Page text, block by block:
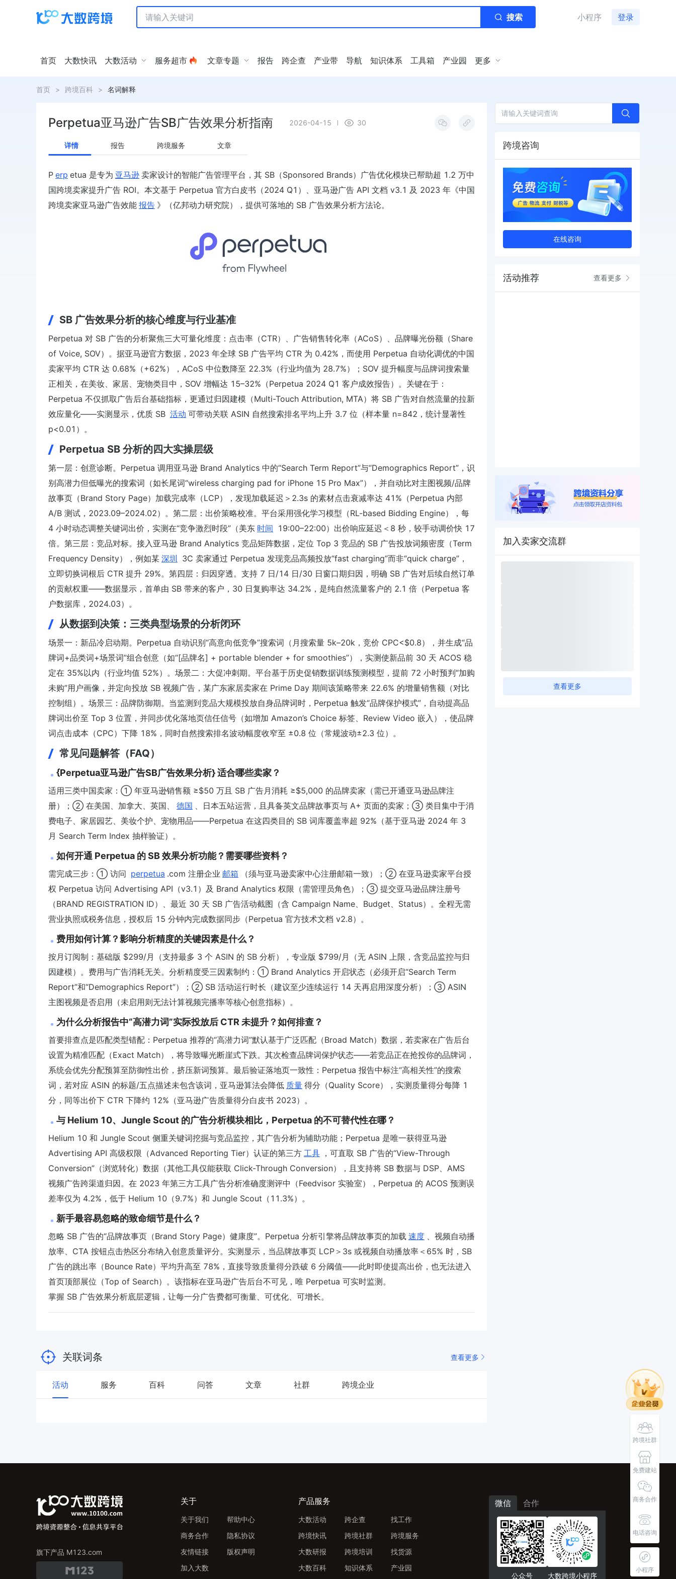
搜索 小程序 登录
首页 大数快讯 大数活动 服务超市 文章专题 报告 跨企查 产业带 导航 知识体系 工具箱 产业园 更多
首页 > 跨境百科 > 名词解释
Perpetua亚马逊广告SB广告效果分析指南 2026-04-15 30
详情 报告 跨境服务 文章
P erp etua 是专为 亚马逊 卖家设计的智能广告管理平台，其 SB（Sponsored Brands）广告优化模块已帮助超 1.2 万中
国跨境卖家提升广告 ROI。本文基于 Perpetua 官方白皮书（2024 Q1）、亚马逊广告 API 文档 v3.1 及 2023 年《中国
跨境卖家亚马逊广告效能 报告 》（亿邦动力研究院），提供可落地的 SB 广告效果分析方法论。
SB 广告效果分析的核心维度与行业基准
Perpetua 对 SB 广告的分析聚焦三大可量化维度：点击率（CTR）、广告销售转化率（ACoS）、品牌曝光份额（Share
of Voice, SOV）。据亚马逊官方数据，2023 年全球 SB 广告平均 CTR 为 0.42%，而使用 Perpetua 自动化调优的中国
卖家平均 CTR 达 0.68%（+62%），ACoS 中位数降至 22.3%（行业均值为 28.7%）；SOV 提升幅度与品牌词搜索量
正相关，在美妆、家居、宠物类目中，SOV 增幅达 15–32%（Perpetua 2024 Q1 客户成效报告）。关键在于：
Perpetua 不仅抓取广告后台基础指标，更通过归因建模（Multi-Touch Attribution, MTA）将 SB 广告对自然流量的拉新
效应量化——实测显示，优质 SB 活动 可带动关联 ASIN 自然搜索排名平均上升 3.7 位（样本量 n=842，统计显著性
p<0.01）。
Perpetua SB 分析的四大实操层级
第一层：创意诊断。Perpetua 调用亚马逊 Brand Analytics 中的“Search Term Report”与“Demographics Report”，识
别高潜力但低曝光的搜索词（如长尾词“wireless charging pad for iPhone 15 Pro Max”），并自动比对主图视频/品牌
故事页（Brand Story Page）加载完成率（LCP），发现加载延迟＞2.3s 的素材点击衰减率达 41%（Perpetua 内部
A/B 测试，2023.09–2024.02）。第二层：出价策略校准。平台采用强化学习模型（RL-based Bidding Engine），每
4 小时动态调整关键词出价，实测在“竞争激烈时段”（美东 时间 19:00–22:00）出价响应延迟＜8 秒，较手动调价快 17
倍。第三层：竞品对标。接入亚马逊 Brand Analytics 竞品矩阵数据，定位 Top 3 竞品的 SB 广告投放词频密度（Term
Frequency Density），例如某 深圳
3C 卖家通过 Perpetua 发现竞品高频投放“fast charging”而非“quick charge”，
立即切换词根后 CTR 提升 29%。第四层：归因穿透。支持 7 日/14 日/30 日窗口期归因，明确 SB 广告对后续自然订单
的贡献权重——数据显示，首单由 SB 带来的客户，30 日复购率达 34.2%，是纯自然流量客户的 2.1 倍（Perpetua 客
户数据库，2024.03）。
从数据到决策：三类典型场景的分析闭环
场景一：新品冷启动期。Perpetua 自动识别“高意向低竞争”搜索词（月搜索量 5k–20k，竞价 CPC<$0.8），并生成“品
牌词+品类词+场景词”组合创意（如“[品牌名] + portable blender + for smoothies”），实测使新品前 30 天 ACOS 稳
定在 35%以内（行业均值 52%）。场景二：大促冲刺期。平台基于历史促销数据训练预测模型，提前 72 小时预判“加购
未购”用户画像，并定向投放 SB 视频广告，某广东家居卖家在 Prime Day 期间该策略带来 22.6% 的增量销售额（对比
控制组）。场景三：品牌防御期。当监测到竞品大规模投放自身品牌词时，Perpetua 触发“品牌保护模式”，自动提高品
牌词出价至 Top 3 位置，并同步优化落地页信任信号（如增加 Amazon’s Choice 标签、Review Video 嵌入），使品牌
词点击成本（CPC）下降 18%，同时自然搜索排名波动幅度收窄至 ±0.8 位（常规波动±2.3 位）。
常见问题解答（FAQ）
{Perpetua亚马逊广告SB广告效果分析} 适合哪些卖家？
适用三类中国卖家：① 年亚马逊销售额 ≥$50 万且 SB 广告月消耗 ≥$5,000 的品牌卖家（需已开通亚马逊品牌注
册）；② 在美国、加拿大、英国、
德国 、日本五站运营，且具备英文品牌故事页与 A+ 页面的卖家；③ 类目集中于消
费电子、家居园艺、美妆个护、宠物用品——Perpetua 在这四类目的 SB 词库覆盖率超 92%（基于亚马逊 2024 年 3
月 Search Term Index 抽样验证）。
如何开通 Perpetua 的 SB 效果分析功能？需要哪些资料？
需完成三步：① 访问 perpetua .com 注册企业 邮箱
（须与亚马逊卖家中心注册邮箱一致）；② 在亚马逊卖家平台授
权 Perpetua 访问 Advertising API（v3.1）及 Brand Analytics 权限（需管理员角色）；③ 提交亚马逊品牌注册号
（BRAND REGISTRATION ID）、最近 30 天 SB 广告活动截图（含 Campaign Name、Budget、Status）。全程无需
营业执照或税务信息，授权后 15 分钟内完成数据同步（Perpetua 官方技术文档 v2.8）。
费用如何计算？影响分析精度的关键因素是什么？
按月订阅制：基础版 $299/月（支持最多 3 个 ASIN 的 SB 分析），专业版 $799/月（无 ASIN 上限，含竞品监控与归
因建模）。费用与广告消耗无关。分析精度受三因素制约：① Brand Analytics 开启状态（必须开启“Search Term
Report”和“Demographics Report”）；② SB 活动运行时长（建议至少连续运行 14 天再启用深度分析）；③ ASIN
主图视频是否启用（未启用则无法计算视频完播率等核心创意指标）。
为什么分析报告中“高潜力词”实际投放后 CTR 未提升？如何排查？
首要排查点是匹配类型错配：Perpetua 推荐的“高潜力词”默认基于广泛匹配（Broad Match）数据，若卖家在广告后台
设置为精准匹配（Exact Match），将导致曝光断崖式下跌。其次检查品牌词保护状态——若竞品正在抢投你的品牌词，
系统会优先分配预算至防御性出价，挤压新词预算。最后验证落地页一致性：Perpetua 报告中标注“高相关性”的搜索
词，若对应 ASIN 的标题/五点描述未包含该词，亚马逊算法会降低 质量 得分（Quality Score），实测质量得分每降 1
分，同等出价下 CTR 下降约 12%（亚马逊广告质量得分白皮书 2023）。
与 Helium 10、Jungle Scout 的广告分析模块相比，Perpetua 的不可替代性在哪？
Helium 10 和 Jungle Scout 侧重关键词挖掘与竞品监控，其广告分析为辅助功能；Perpetua 是唯一获得亚马逊
Advertising API 高级权限（Advanced Reporting Tier）认证的第三方 工具 ，可直取 SB 广告的“View-Through
Conversion”（浏览转化）数据（其他工具仅能获取 Click-Through Conversion），且支持将 SB 数据与 DSP、AMS
视频广告跨渠道归因。在 2023 年第三方工具广告分析准确度测评中（Feedvisor 实验室），Perpetua 的 ACOS 预测误
差率仅为 4.2%，低于 Helium 10（9.7%）和 Jungle Scout（11.3%）。
新手最容易忽略的致命细节是什么？
忽略 SB 广告的“品牌故事页（Brand Story Page）健康度”。Perpetua 分析引擎将品牌故事页的加载 速度 、视频自动播
放率、CTA 按钮点击热区分布纳入创意质量评分。实测显示，当品牌故事页 LCP＞3s 或视频自动播放率＜65% 时，SB
广告的跳出率（Bounce Rate）平均升高至 78%，直接导致质量得分跌破 6 分阈值——此时即使提高出价，也无法进入
首页顶部展位（Top of Search）。该指标在亚马逊广告后台不可见，唯 Perpetua 可实时监测。
掌握 SB 广告效果分析底层逻辑，让每一分广告费都可衡量、可优化、可增长。
关联词条 查看更多
活动 服务 百科 问答 文章 社群 跨境企业
跨境咨询
在线咨询
活动推荐 查看更多
加入卖家交流群
查看更多
跨境社群
免费建站
商务合作
电话咨询
小程序
旗下产品 M123.com
关于
关于我们
商务合作
友情链接
加入大数
帮助中心
隐私协议
版权声明
产品服务
大数活动
跨境快讯
大数研报
大数百科
跨企查
跨境社群
跨境培训
知识体系
找工作
跨境服务
找货源
产业园
微信 合作
公众号 大数跨境小程序